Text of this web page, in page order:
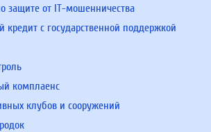
защите от IT-мошенничества
кредит с государственной поддержкой
комплаенс
клубов и сооружений